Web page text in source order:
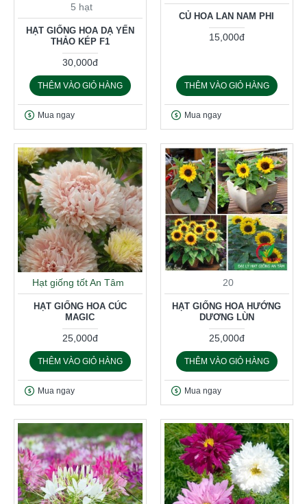
5 hạt
HẠT GIỐNG HOA DẠ YẾN
THẢO KÉP F1
30,000đ
THÊM VÀO GIỎ HÀNG
Mua ngay
CỦ HOA LAN NAM PHI
15,000đ
THÊM VÀO GIỎ HÀNG
Mua ngay
Hạt giống tốt An Tâm
HẠT GIỐNG HOA CÚC
MAGIC
25,000đ
THÊM VÀO GIỎ HÀNG
Mua ngay
20
HẠT GIỐNG HOA HƯỚNG
DƯƠNG LÙN
25,000đ
THÊM VÀO GIỎ HÀNG
Mua ngay